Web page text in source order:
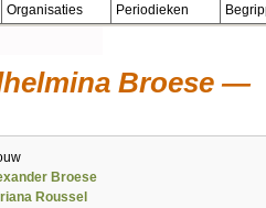
Organisaties Periodieken
Broese
Broese
Roussel